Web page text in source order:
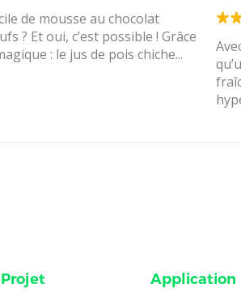
de mousse au chocolat
? Et oui, c’est possible ! Grâce
: le jus de pois chiche...
Projet Application